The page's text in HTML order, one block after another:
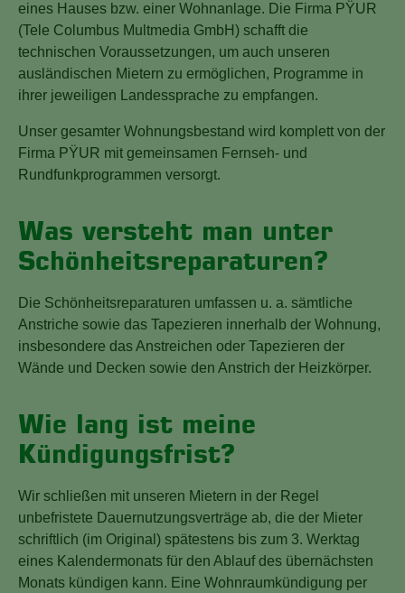
eines Hauses bzw. einer Wohnanlage. Die Firma PŸUR
(Tele Columbus Multmedia GmbH) schafft die
technischen Voraussetzungen, um auch unseren
ausländischen Mietern zu ermöglichen, Programme in
ihrer jeweiligen Landessprache zu empfangen.
Unser gesamter Wohnungsbestand wird komplett von der
Firma PŸUR mit gemeinsamen Fernseh- und
Rundfunkprogrammen versorgt.
Was versteht man unter
Schönheitsreparaturen?
Die Schönheitsreparaturen umfassen u. a. sämtliche
Anstriche sowie das Tapezieren innerhalb der Wohnung,
insbesondere das Anstreichen oder Tapezieren der
Wände und Decken sowie den Anstrich der Heizkörper.
Wie lang ist meine
Kündigungsfrist?
Wir schließen mit unseren Mietern in der Regel
unbefristete Dauernutzungsverträge ab, die der Mieter
schriftlich (im Original) spätestens bis zum 3. Werktag
eines Kalendermonats für den Ablauf des übernächsten
Monats kündigen kann. Eine Wohnraumkündigung per